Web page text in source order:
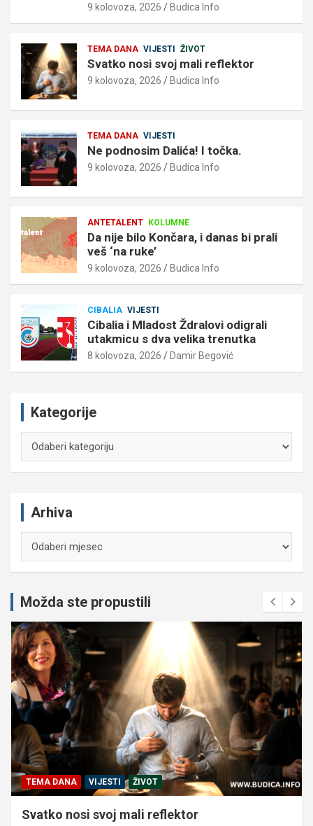
9 kolovoza, 2026 Budica Info
TEMA DANA VIJESTI ŽIVOT
Svatko nosi svoj mali reflektor
9 kolovoza, 2026 Budica Info
TEMA DANA VIJESTI
Ne podnosim Dalića! I točka.
9 kolovoza, 2026 Budica Info
ANTETALENT KOLUMNE
Da nije bilo Končara, i danas bi prali
veš ‘na ruke’
9 kolovoza, 2026 Budica Info
CIBALIA VIJESTI
Cibalia i Mladost Ždralovi odigrali
utakmicu s dva velika trenutka
8 kolovoza, 2026 Damir Begović
Kategorije
Arhiva
Možda ste propustili
TEMA DANA VIJESTI ŽIVOT
Svatko nosi svoj mali reflektor